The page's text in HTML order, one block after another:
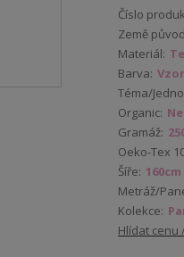
Číslo
Země
Materiál:
Barva: Vzor
Téma/
Organic: Ne
Gramáž:
Oeko-Tex
Šíře: 160cm
Metráž/
Kolekce:
Hlídat